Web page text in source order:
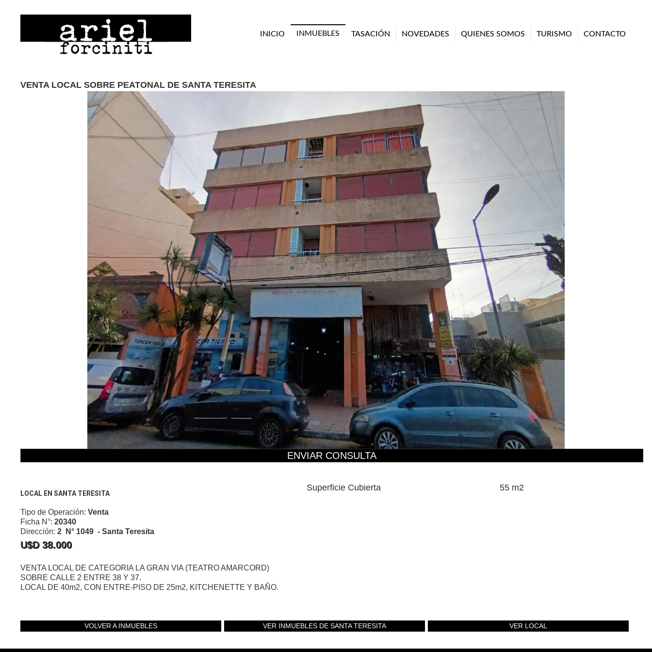
INICIO INMUEBLES TASACIÓN NOVEDADES QUIENES SOMOS TURISMO CONTACTO
VENTA LOCAL SOBRE PEATONAL DE SANTA TERESITA
ENVIAR CONSULTA
LOCAL EN SANTA TERESITA
Tipo de Operación: Venta
Ficha N°: 20340
Dirección: 2 N° 1049 - Santa Teresita
U$D 38.000
VENTA LOCAL DE CATEGORIA LA GRAN VIA (TEATRO AMARCORD)
SOBRE CALLE 2 ENTRE 38 Y 37.
LOCAL DE 40m2, CON ENTRE-PISO DE 25m2, KITCHENETTE Y BAÑO.
Superficie Cubierta 55 m2
VOLVER A INMUEBLES VER INMUEBLES DE SANTA TERESITA VER LOCAL